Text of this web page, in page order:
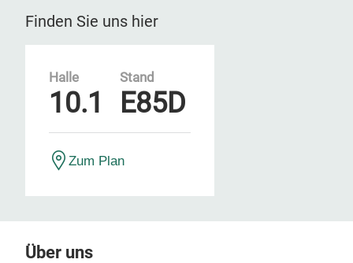
Finden Sie uns hier
Halle
10.1
Stand
E85D
Zum Plan
Über uns